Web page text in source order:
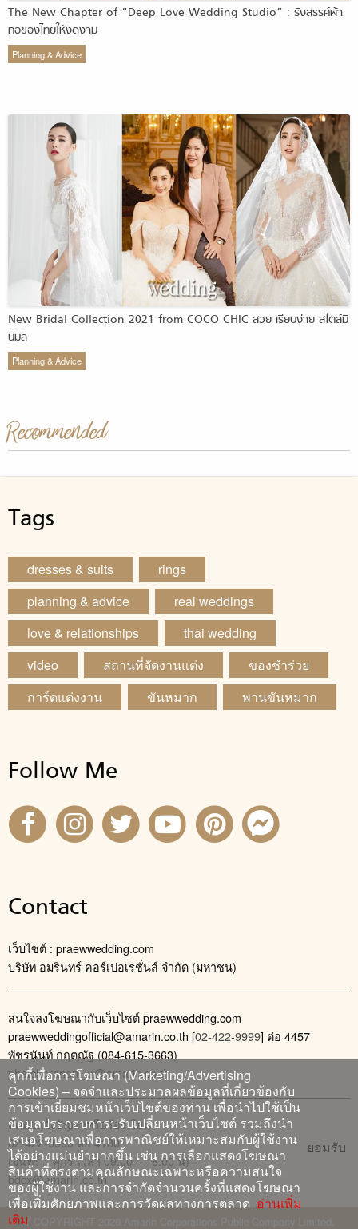
The New Chapter of “Deep Love Wedding Studio” : รังสรรค์ผ้า
ทอของไทยให้งดงาม
Planning & Advice
New Bridal Collection 2021 from COCO CHIC สวย เรียบง่าย สไตล์มิ
นิมัล
Planning & Advice
Recommended
Tags
dresses & suits
rings
planning & advice
real weddings
love & relationships
thai wedding
video
สถานที่จัดงานแต่ง
ของชำร่วย
การ์ดแต่งงาน
ขันหมาก พานขันหมาก
Follow Me
Contact
เว็บไซต์ : praewwedding.com
บริษัท อมรินทร์ คอร์เปอเรชั่นส์ จำกัด (มหาชน)
สนใจลงโฆษณากับเว็บไซต์ praewwedding.com
praewweddingofficial@amarin.co.th [02-422-9999] ต่อ 4457
พัชรนันท์ กฤตณัฐ (084-615-3663)
phatcharanan_kr@amarin.co.th
ติดต่อแจ้งปัญหาหรือร้องเรียน
02-422-9999 ต่อ 4180
(จันทร์ – ศุกร์ เวลา 09.00 – 18.00 น)
bdcx@amarin.co.th
© COPYRIGHT 2026 Amarin Corporations Public Company Limited.
คุกกี้เพื่อการโฆษณา (Marketing/Advertising
Cookies) – จดจำและประมวลผลข้อมูลที่เกี่ยวข้องกับ
การเข้าเยี่ยมชมหน้าเว็บไซต์ของท่าน เพื่อนำไปใช้เป็น
ข้อมูลประกอบการปรับเปลี่ยนหน้าเว็บไซต์ รวมถึงนำ
เสนอโฆษณาเพื่อการพาณิชย์ให้เหมาะสมกับผู้ใช้งาน
ได้อย่างแม่นยำมากขึ้น เช่น การเลือกแสดงโฆษณา
สินค้าที่ตรงตามคุณลักษณะเฉพาะหรือความสนใจ
ของผู้ใช้งาน และการจำกัดจำนวนครั้งที่แสดงโฆษณา
เพื่อเพิ่มศักยภาพและการวัดผลทางการตลาด อ่านเพิ่ม
เติม
ยอมรับ